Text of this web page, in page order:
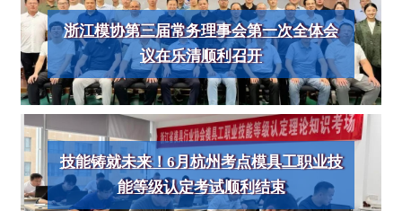
浙江模协第三届常务理事会第一次全体会
议在乐清顺利召开
技能铸就未来！6月杭州考点模具工职业技
能等级认定考试顺利结束